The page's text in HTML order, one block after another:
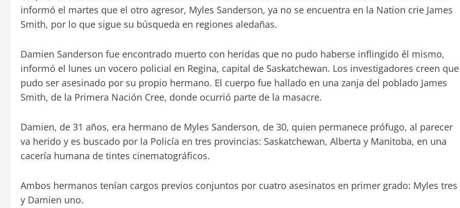
informó el martes que el otro agresor, Myles Sanderson, ya no se encuentra en la Nation crie James
Smith, por lo que sigue su búsqueda en regiones aledañas.
Damien Sanderson fue encontrado muerto con heridas que no pudo haberse inflingido él mismo,
informó el lunes un vocero policial en Regina, capital de Saskatchewan. Los investigadores creen que
pudo ser asesinado por su propio hermano. El cuerpo fue hallado en una zanja del poblado James
Smith, de la Primera Nación Cree, donde ocurrió parte de la masacre.
Damien, de 31 años, era hermano de Myles Sanderson, de 30, quien permanece prófugo, al parecer
va herido y es buscado por la Policía en tres provincias: Saskatchewan, Alberta y Manitoba, en una
cacería humana de tintes cinematográficos.
Ambos hermanos tenían cargos previos conjuntos por cuatro asesinatos en primer grado: Myles tres
y Damien uno.